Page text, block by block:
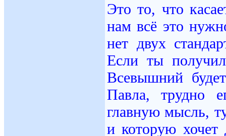
Это то, что
нам всё это
нет двух
Если ты
Всевышний
Павла, трудно
главную мысль,
и которую